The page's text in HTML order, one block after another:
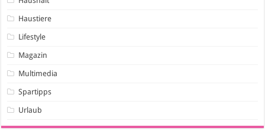
Haustiere
Lifestyle
Magazin
Multimedia
Spartipps
Urlaub